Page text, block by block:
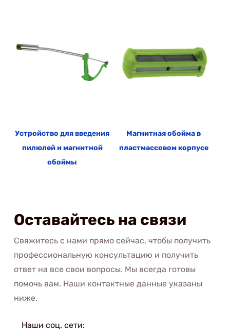
Устройство для введения
пилюлей и магнитной
обоймы
Магнитная обойма в
пластмассовом корпусе
Оставайтесь на связи
Свяжитесь с нами прямо сейчас, чтобы получить
профессиональную консультацию и получить
ответ на все свои вопросы. Мы всегда готовы
помочь вам. Наши контактные данные указаны
ниже.
Наши соц. сети: